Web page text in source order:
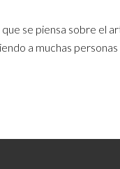
se piensa sobre el
a muchas